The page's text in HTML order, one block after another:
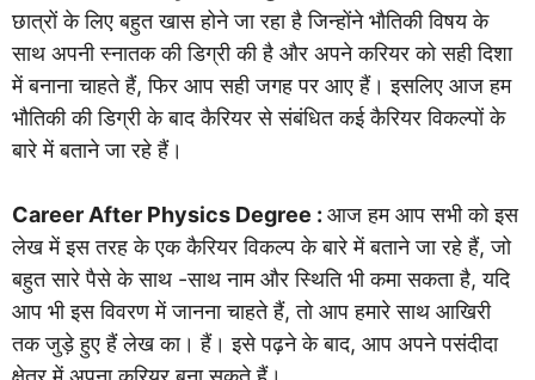
छात्रों के लिए बहुत खास होने जा रहा है जिन्होंने भौतिकी विषय के
साथ अपनी स्नातक की डिग्री की है और अपने करियर को सही दिशा
में बनाना चाहते हैं, फिर आप सही जगह पर आए हैं। इसलिए आज हम
भौतिकी की डिग्री के बाद कैरियर से संबंधित कई कैरियर विकल्पों के
बारे में बताने जा रहे हैं।
Career After Physics Degree : आज हम आप सभी को इस
लेख में इस तरह के एक कैरियर विकल्प के बारे में बताने जा रहे हैं, जो
बहुत सारे पैसे के साथ -साथ नाम और स्थिति भी कमा सकता है, यदि
आप भी इस विवरण में जानना चाहते हैं, तो आप हमारे साथ आखिरी
तक जुड़े हुए हैं लेख का। हैं। इसे पढ़ने के बाद, आप अपने पसंदीदा